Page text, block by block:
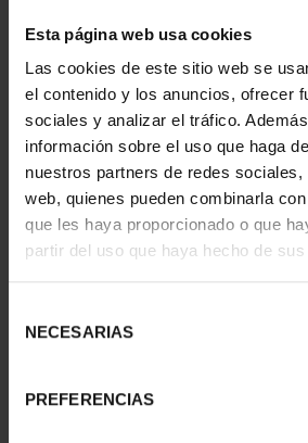
Esta página web usa cookies
Las cookies de este sitio web se
el contenido y los anuncios, ofrecer
sociales y analizar el tráfico.
información sobre el uso que haga
nuestros partners de redes
web, quienes pueden combinarla
que les haya proporcionado o que
partir del uso que haya hecho de
NECESARIAS
PREFERENCIAS
- ZARAGOZA
73,00 €